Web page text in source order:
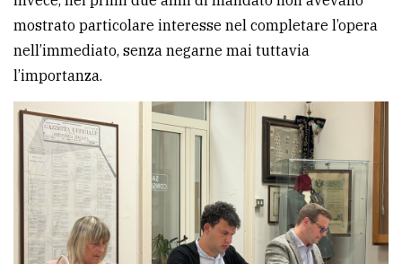
mostrato particolare interesse nel completare l’opera
nell’immediato, senza negarne mai tuttavia
l’importanza.